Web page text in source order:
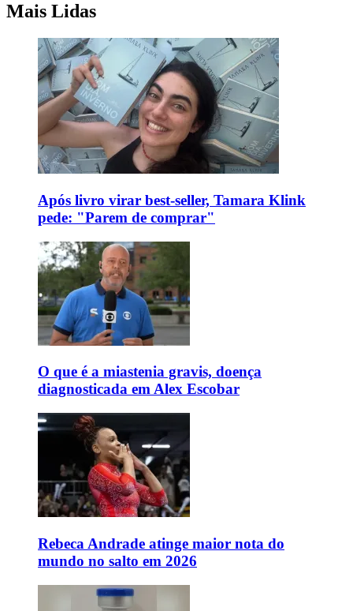
Mais Lidas
Após livro virar best-seller, Tamara Klink
pede: "Parem de comprar"
O que é a miastenia gravis, doença
diagnosticada em Alex Escobar
Rebeca Andrade atinge maior nota do
mundo no salto em 2026